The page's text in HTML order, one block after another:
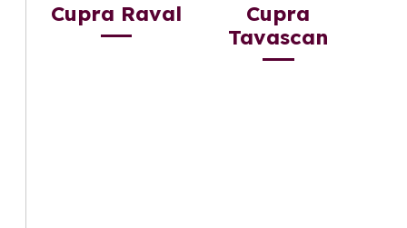
Cupra Raval
Cupra
Tavascan